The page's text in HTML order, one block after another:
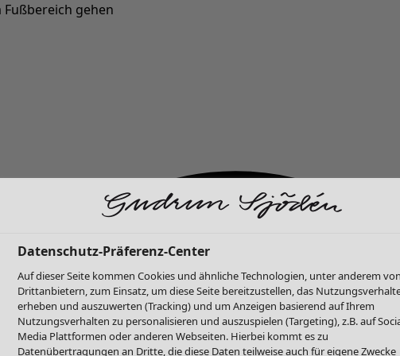
Fußbereich gehen
Datenschutz-Präferenz-Center
Auf dieser Seite kommen Cookies und ähnliche Technologien, unter anderem von
Drittanbietern, zum Einsatz, um diese Seite bereitzustellen, das
erheben und auszuwerten (Tracking) und um Anzeigen basierend auf Ihrem
Nutzungsverhalten zu personalisieren und auszuspielen (Targeting), z.B. auf
Media Plattformen oder anderen Webseiten. Hierbei kommt es zu
Datenübertragungen an Dritte, die diese Daten teilweise auch für eigene Zwecke